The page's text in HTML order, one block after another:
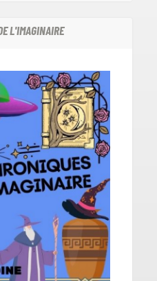
L'IMAGINAIRE